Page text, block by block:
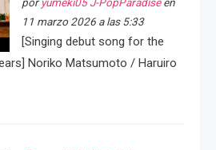
por yumeki05 J-PopParadiseen
11 marzo 2026 a las 5:33
[Singing debut song for the
Noriko Matsumoto / Haruiro